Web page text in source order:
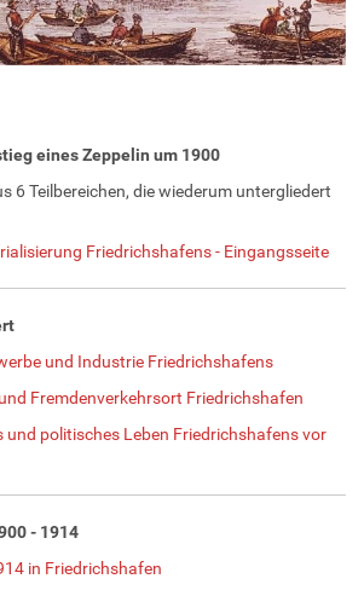
eines Zeppelin um 1900
6 Teilbereichen, die wiederum untergliedert
Friedrichshafens - Eingangsseite
und Industrie Friedrichshafens
Fremdenverkehrsort Friedrichshafen
und politisches Leben Friedrichshafens vor
- 1914
in Friedrichshafen